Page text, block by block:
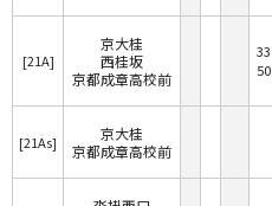
[21A]
京大桂
西桂坂
京都成章高校前
33
50
[21As]
京大桂
京都成章高校前